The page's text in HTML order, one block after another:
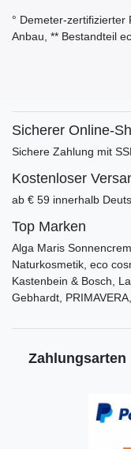
° Demeter-zertifizierter
Anbau, ** Bestandteil
Sicherer Online-
Sichere Zahlung mit
Kostenloser
ab € 59 innerhalb
Top Marken
Alga Maris
Naturkosmetik, eco
Kastenbein & Bosch,
Gebhardt,
Zahlungsarten